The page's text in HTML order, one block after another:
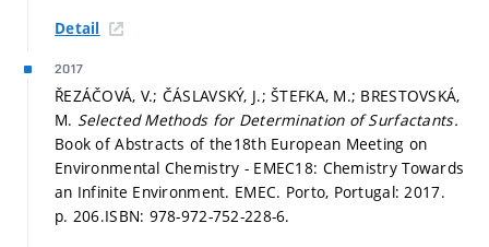
Detail
2017
ŘEZÁČOVÁ, V.; ČÁSLAVSKÝ, J.; ŠTEFKA, M.; BRESTOVSKÁ,
M. Selected Methods for Determination of Surfactants.
Book of Abstracts of the18th European Meeting on
Environmental Chemistry - EMEC18: Chemistry Towards
an Infinite Environment. EMEC. Porto, Portugal: 2017.
p. 206.ISBN: 978-972-752-228-6.